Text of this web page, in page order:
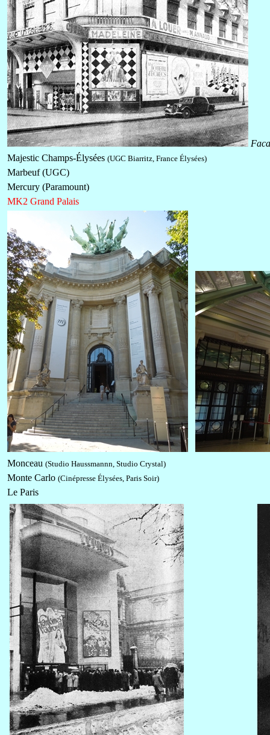
Majestic Champs-Élysées (UGC Biarritz, France Élysées)
Marbeuf (UGC)
Mercury (Paramount)
MK2 Grand Palais
Monceau (Studio Haussmannn, Studio Crystal)
Monte Carlo (Cinépresse Élysées, Paris Soir)
Le Paris